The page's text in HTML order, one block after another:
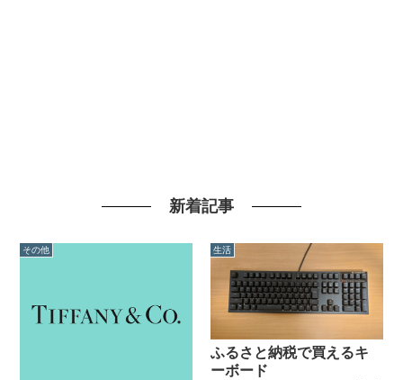
新着記事
その他 生活
ふるさと納税で買えるキ
ーボード